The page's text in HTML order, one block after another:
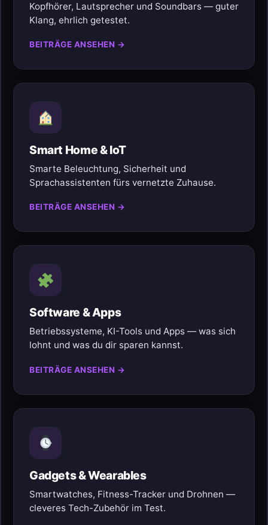
Kopfhörer, Lautsprecher und Soundbars — guter
Klang, ehrlich getestet.
BEITRÄGE ANSEHEN →
Smart Home & IoT
Smarte Beleuchtung, Sicherheit und
Sprachassistenten fürs vernetzte Zuhause.
BEITRÄGE ANSEHEN →
Software & Apps
Betriebssysteme, KI-Tools und Apps — was sich
lohnt und was du dir sparen kannst.
BEITRÄGE ANSEHEN →
Gadgets & Wearables
Smartwatches, Fitness-Tracker und Drohnen —
cleveres Tech-Zubehör im Test.